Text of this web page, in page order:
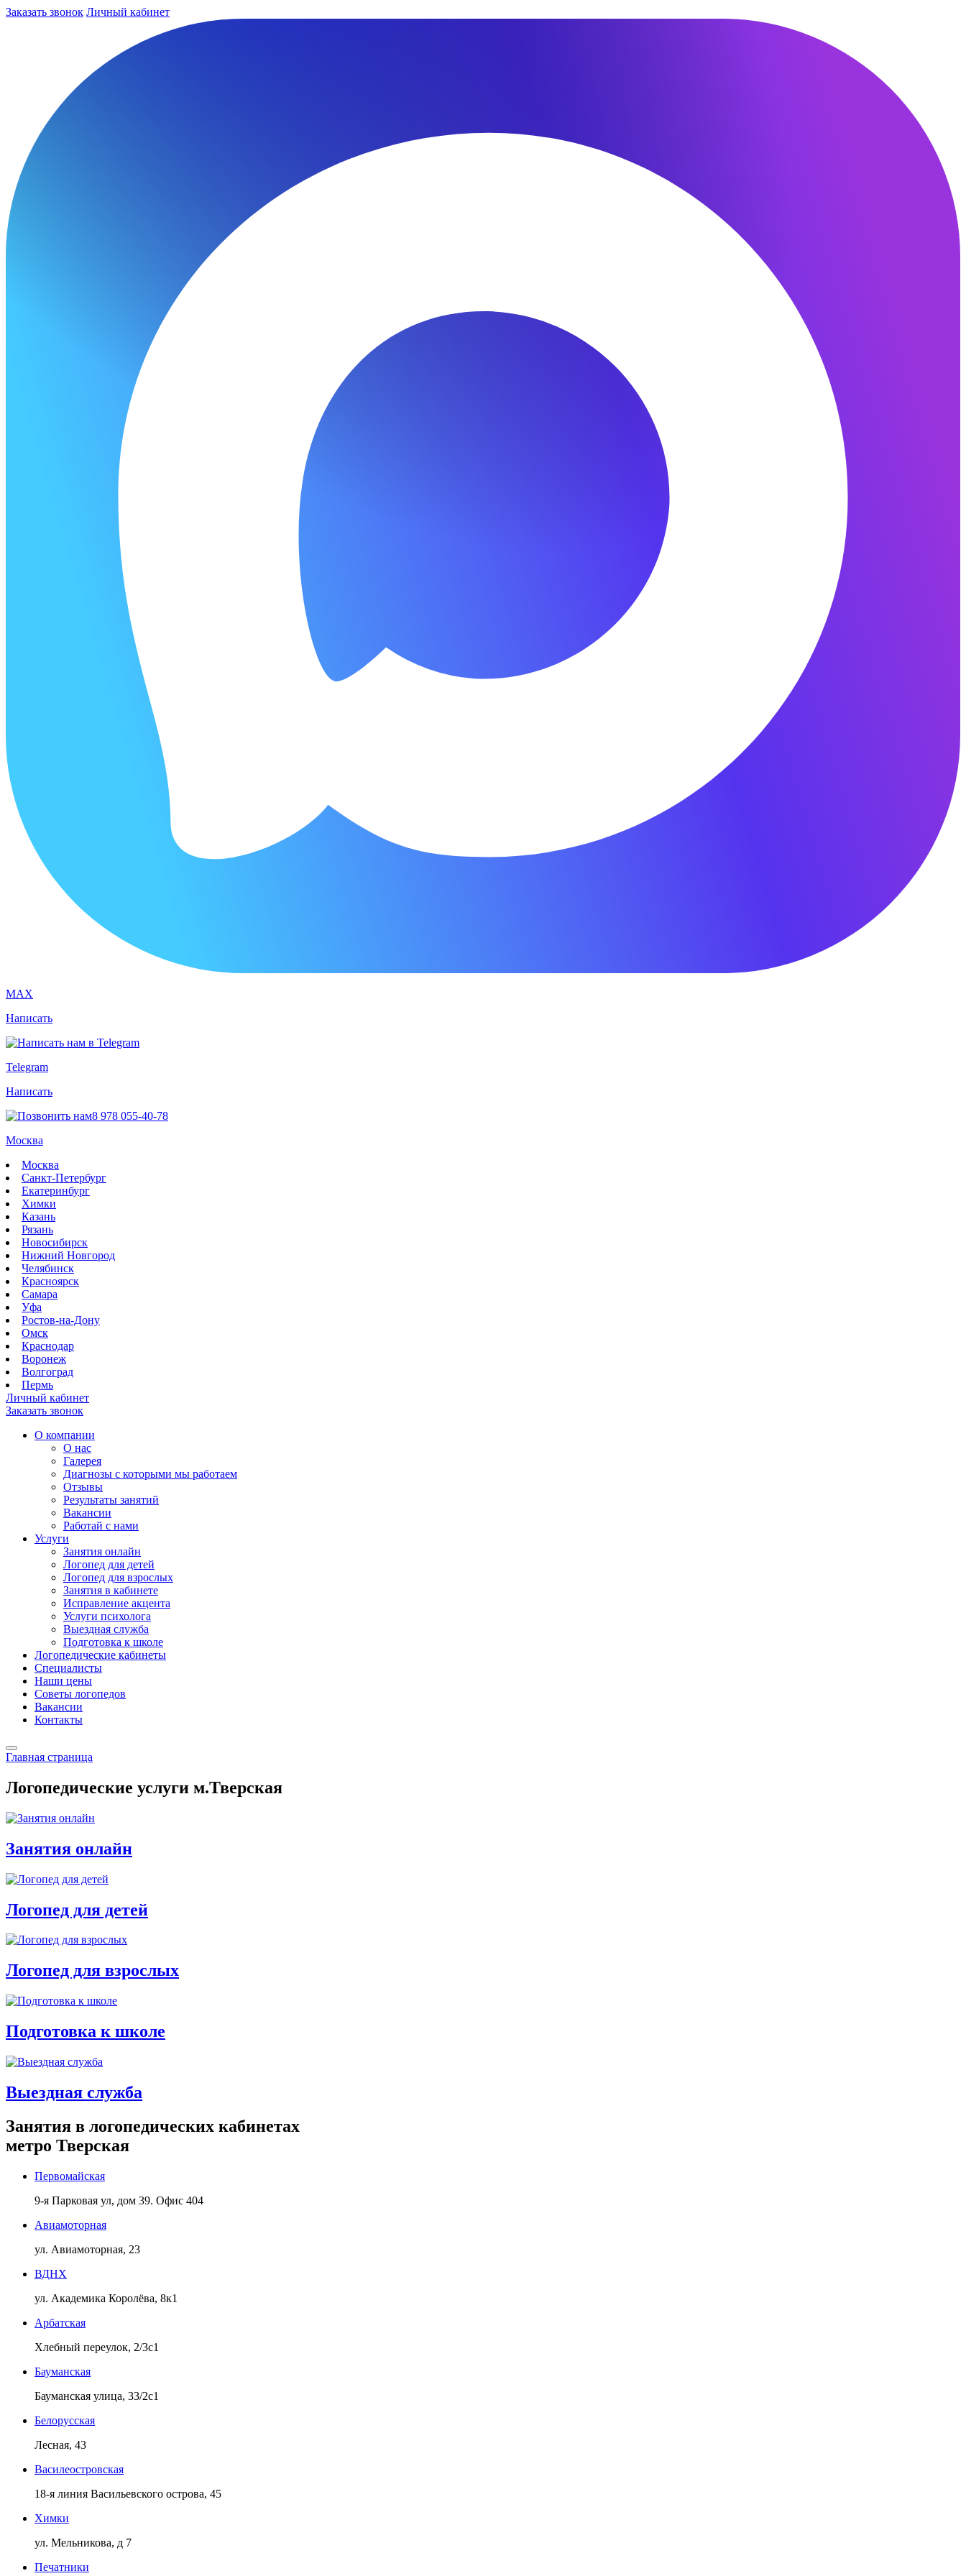
Заказать звонок Личный кабинет
MAX
Написать
Telegram
Написать
8 978 055-40-78
Москва
Москва
Санкт-Петербург
Екатеринбург
Химки
Казань
Рязань
Новосибирск
Нижний Новгород
Челябинск
Красноярск
Самара
Уфа
Ростов-на-Дону
Омск
Краснодар
Воронеж
Волгоград
Пермь
Личный кабинет
Заказать звонок
О компании
О нас
Галерея
Диагнозы с которыми мы работаем
Отзывы
Результаты занятий
Вакансии
Работай с нами
Услуги
Занятия онлайн
Логопед для детей
Логопед для взрослых
Занятия в кабинете
Исправление акцента
Услуги психолога
Выездная служба
Подготовка к школе
Логопедические кабинеты
Специалисты
Наши цены
Советы логопедов
Вакансии
Контакты
Главная страница
Логопедические услуги м.Тверская
Занятия онлайн
Логопед для детей
Логопед для взрослых
Подготовка к школе
Выездная служба
Занятия в логопедических кабинетах
метро Тверская
Первомайская
9-я Парковая ул, дом 39. Офис 404
Авиамоторная
ул. Авиамоторная, 23
ВДНХ
ул. Академика Королёва, 8к1
Арбатская
Хлебный переулок, 2/3с1
Бауманская
Бауманская улица, 33/2с1
Белорусская
Лесная, 43
Василеостровская
18-я линия Васильевского острова, 45
Химки
ул. Мельникова, д 7
Печатники